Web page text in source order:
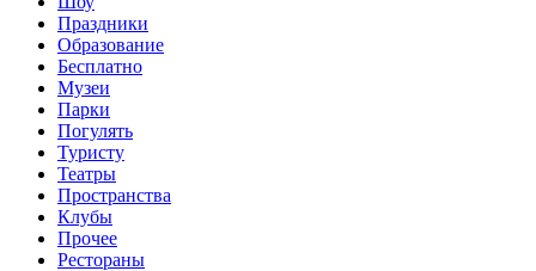
Праздники
Образование
Бесплатно
Музеи
Парки
Погулять
Туристу
Театры
Пространства
Клубы
Прочее
Рестораны